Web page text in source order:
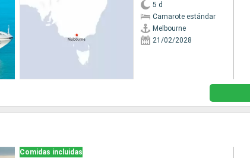
5 d
Camarote estándar
Melbourne
21/02/2028
Comidas incluidas